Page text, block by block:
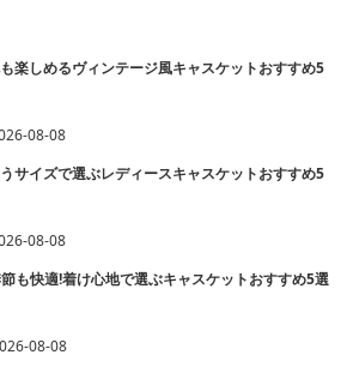
楽しめるヴィンテージ風キャスケットおすすめ5
08-08
サイズで選ぶレディースキャスケットおすすめ5
08-08
も快適!着け心地で選ぶキャスケットおすすめ5選
08-08